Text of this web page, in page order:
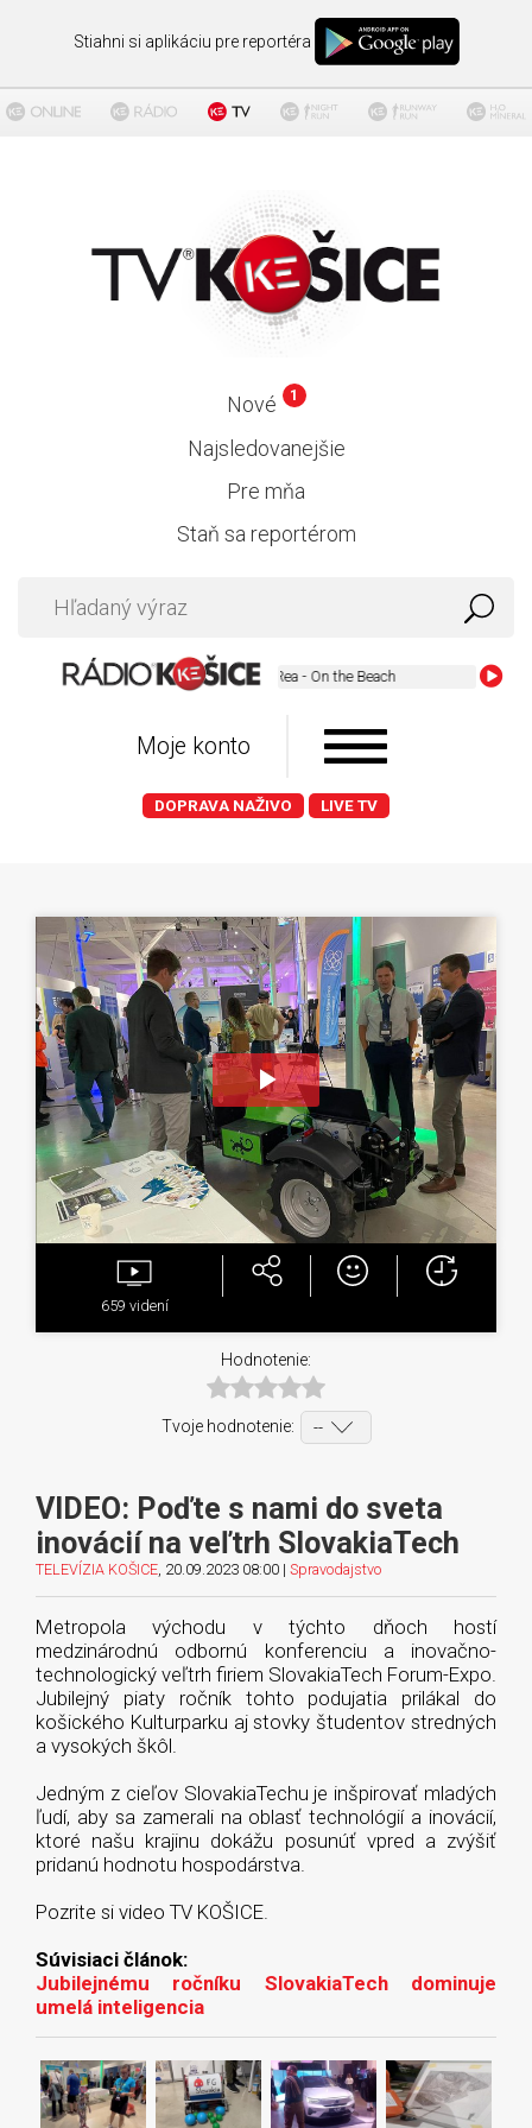
Stiahni si aplikáciu pre reportéra
Nové 1
Najsledovanejšie
Pre mňa
Staň sa reportérom
Chris Rea - On the Beach
Moje konto
DOPRAVA NAŽIVO LIVE TV
Play
Video
659videní
Hodnotenie:
Tvoje hodnotenie:
VIDEO: Poďte s nami do sveta
inovácií na veľtrh SlovakiaTech
TELEVÍZIA KOŠICE , 20.09.2023 08:00 | Spravodajstvo
Metropola východu v týchto dňoch hostí
medzinárodnú odbornú konferenciu a inovačno-
technologický veľtrh firiem SlovakiaTech Forum-Expo.
Jubilejný piaty ročník tohto podujatia prilákal do
košického Kulturparku aj stovky študentov stredných
a vysokých škôl.
Jedným z cieľov SlovakiaTechu je inšpirovať mladých
ľudí, aby sa zamerali na oblasť technológií a inovácií,
ktoré našu krajinu dokážu posunúť vpred a zvýšiť
pridanú hodnotu hospodárstva.
Pozrite si video TV KOŠICE.
Súvisiaci článok:
Jubilejnému ročníku SlovakiaTech dominuje
umelá inteligencia